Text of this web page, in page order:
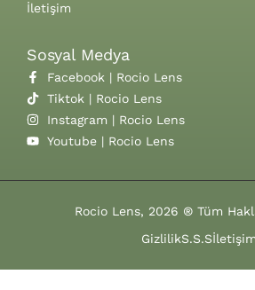
İletişim
Sosyal Medya
Facebook | Rocio Lens
Tiktok | Rocio Lens
Instagram | Rocio Lens
Youtube | Rocio Lens
Rocio Lens, 2026 ® Tüm
GizlilikS.S.Sİletişim